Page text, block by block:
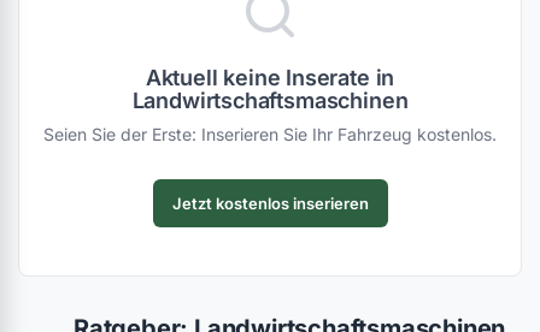
(0)
(0)
Aktuell keine Inserate in
Landwirtschaftsmaschinen
Seien Sie der Erste: Inserieren Sie Ihr Fahrzeug kostenlos.
Jetzt kostenlos inserieren